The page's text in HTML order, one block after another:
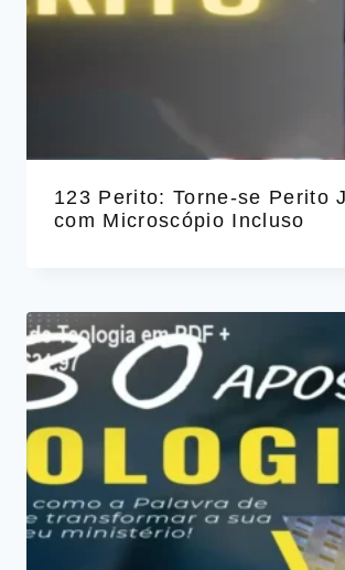
123 Perito: Torne‑se Perito
com Microscópio Incluso